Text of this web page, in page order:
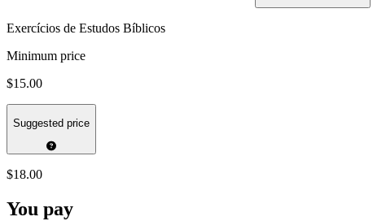
Exercícios de Estudos Bíblicos
Minimum price
$15.00
Suggested price
$18.00
You pay